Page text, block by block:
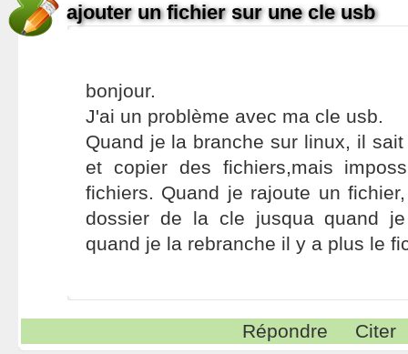
ajouter un fichier sur une cle usb
bonjour.
J'ai un problème avec ma cle usb.
Quand je la branche sur linux, il
et copier des fichiers,mais
fichiers. Quand je rajoute un
dossier de la cle jusqua quand
quand je la rebranche il y a plus le
Répondre Citer